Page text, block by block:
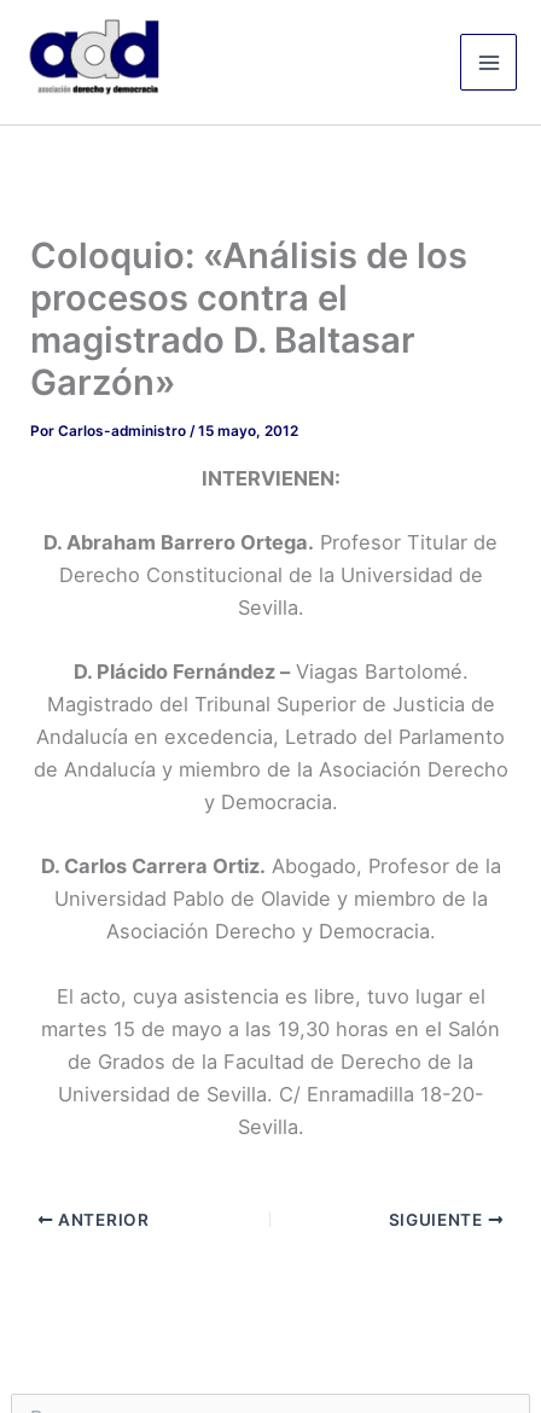
contenido
Coloquio: «Análisis de los
procesos contra el
magistrado D. Baltasar
Garzón»
PorCarlos-administro/15 mayo, 2012
INTERVIENEN:
D. Abraham Barrero Ortega. Profesor Titular de
Derecho Constitucional de la Universidad de
Sevilla.
D. Plácido Fernández –Viagas Bartolomé.
Magistrado del Tribunal Superior de Justicia de
Andalucía en excedencia, Letrado del Parlamento
de Andalucía y miembro de la Asociación Derecho
y Democracia.
D. Carlos Carrera Ortiz. Abogado, Profesor de la
Universidad Pablo de Olavide y miembro de la
Asociación Derecho y Democracia.
El acto, cuya asistencia es libre, tuvo lugar el
martes 15 de mayo a las 19,30 horas en el Salón
de Grados de la Facultad de Derecho de la
Universidad de Sevilla. C/ Enramadilla 18-20-
Sevilla.
ANTERIOR SIGUIENTE